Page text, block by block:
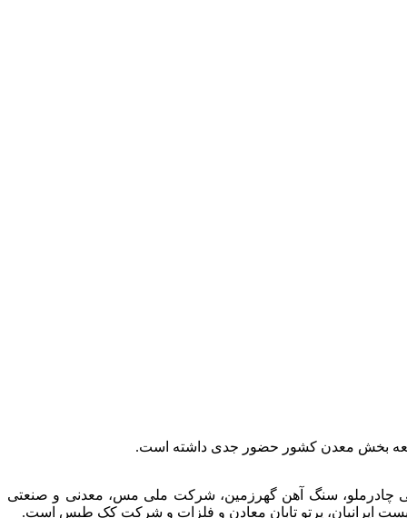
بخش معدن کشور حضور جدی داشته است.
چادرملو، سنگ آهن گهرزمین، شرکت ملی مس، معدنی و صنعتی
ایرانیان، پرتو تابان معادن و فلزات و شرکت کک طبس است.